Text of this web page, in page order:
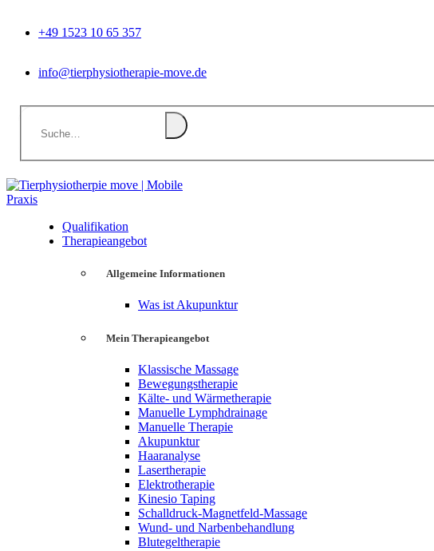
+49 1523 10 65 357
info@tierphysiotherapie-move.de
Qualifikation
Therapieangebot
Allgemeine Informationen
Was ist Akupunktur
Mein Therapieangebot
Klassische Massage
Bewegungstherapie
Kälte- und Wärmetherapie
Manuelle Lymphdrainage
Manuelle Therapie
Akupunktur
Haaranalyse
Lasertherapie
Elektrotherapie
Kinesio Taping
Schalldruck-Magnetfeld-Massage
Wund- und Narbenbehandlung
Blutegeltherapie